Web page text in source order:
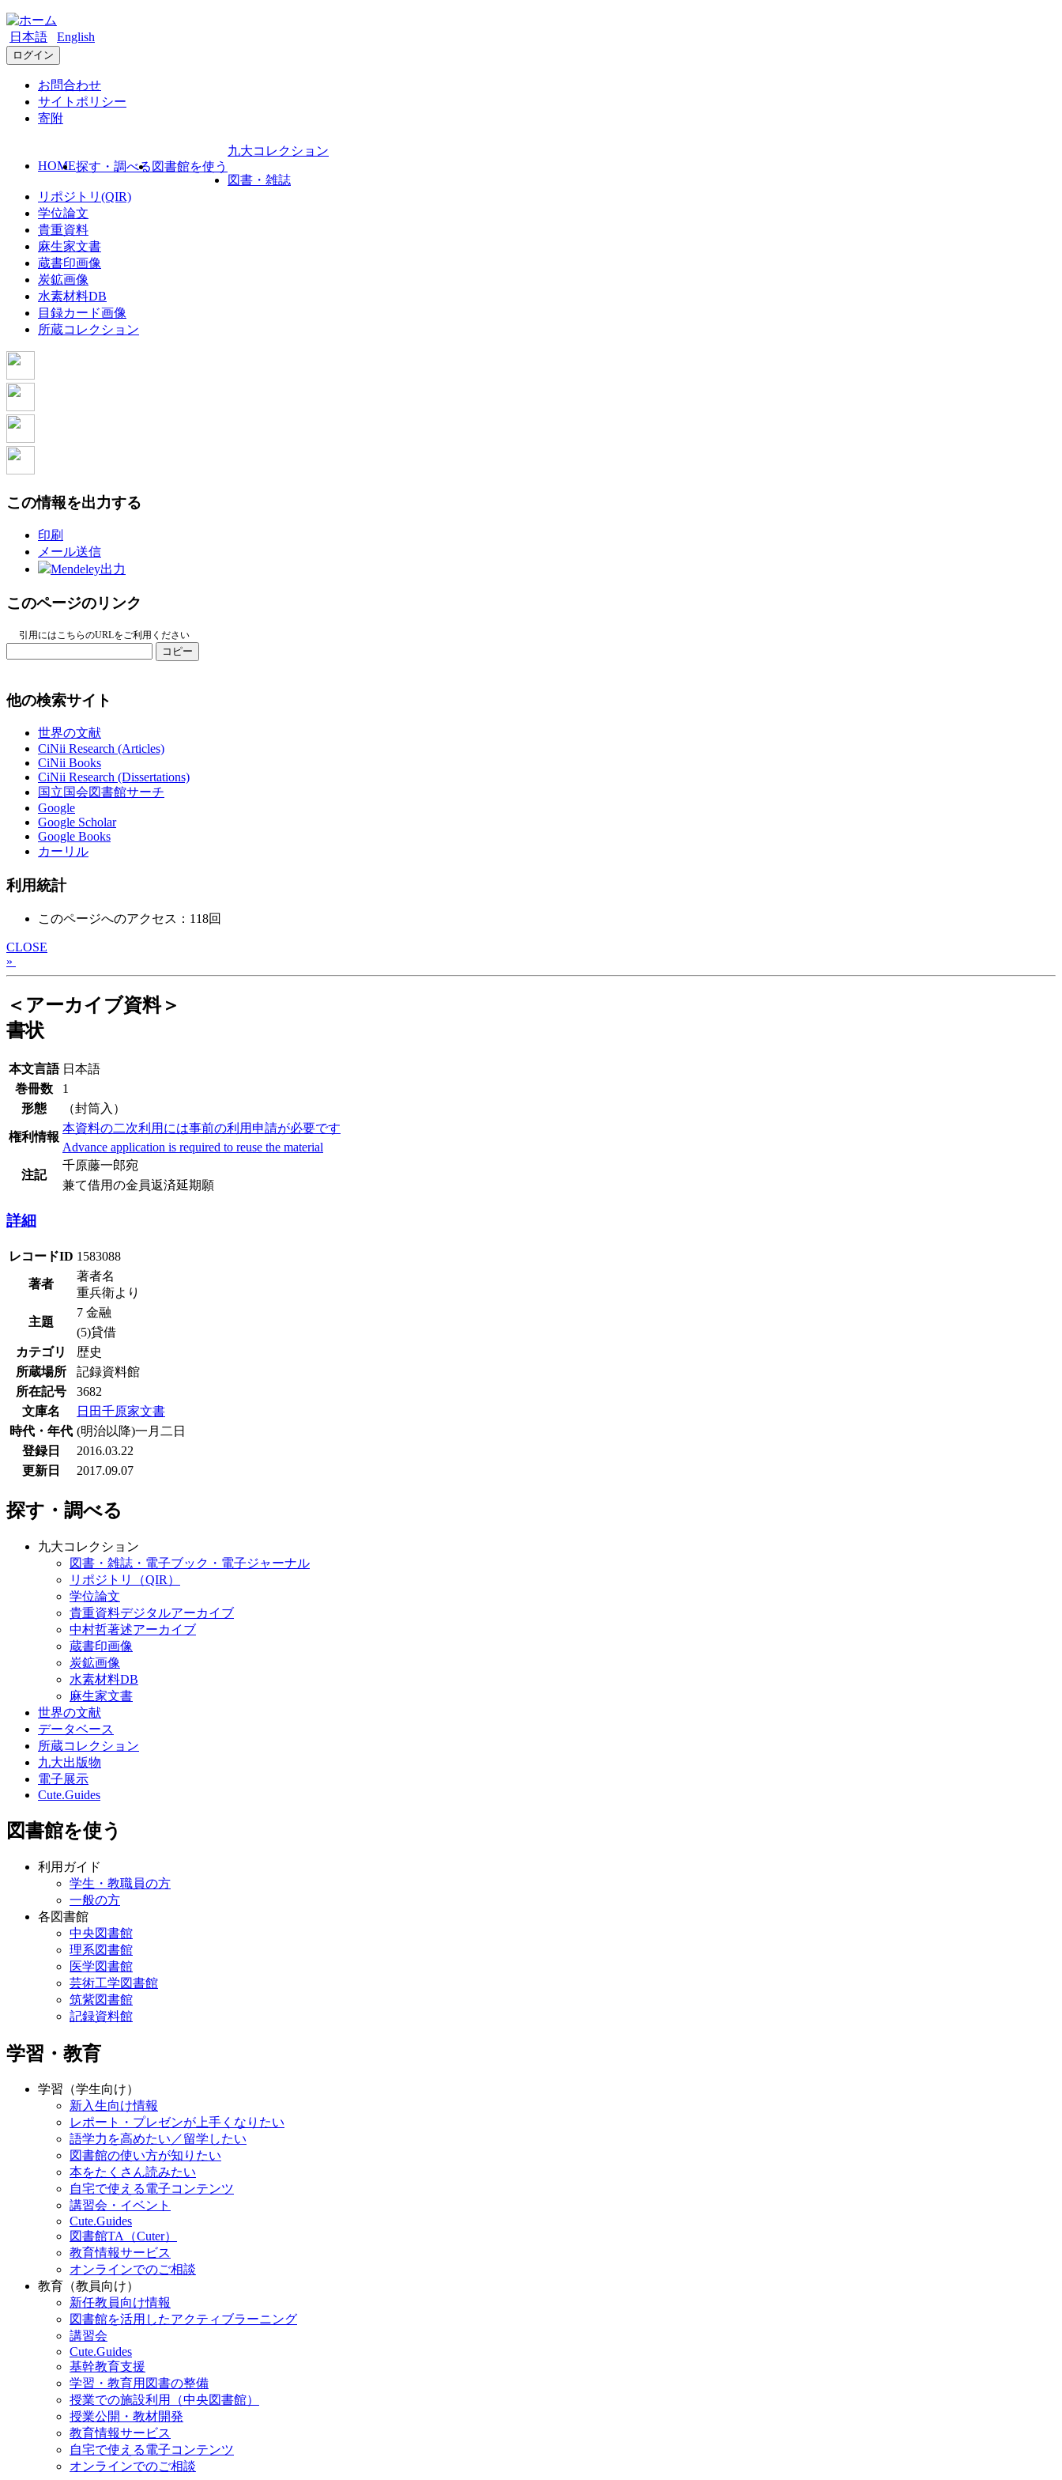
日本語 English
ログイン
お問合わせ
サイトポリシー
寄附
HOME探す・調べる 図書館を使う
九大コレクション
図書・雑誌
リポジトリ(QIR)
学位論文
貴重資料
麻生家文書
蔵書印画像
炭鉱画像
水素材料DB
目録カード画像
所蔵コレクション
この情報を出力する
印刷
メール送信
Mendeley出力
このページのリンク
引用にはこちらのURLをご利用ください
コピー
他の検索サイト
世界の文献
CiNii Research (Articles)
CiNii Books
CiNii Research (Dissertations)
国立国会図書館サーチ
Google
Google Scholar
Google Books
カーリル
利用統計
このページへのアクセス：118回
CLOSE
»
＜アーカイブ資料＞
書状
本文言語 日本語
巻冊数
1
形態
（封筒入）
権利情報
本資料の二次利用には事前の利用申請が必要です
Advance application is required to reuse the material
注記
千原藤一郎宛
兼て借用の金員返済延期願
詳細
レコードID 1583088
著者
著者名
重兵衛より
主題
7 金融
(5)貸借
カテゴリ
歴史
所蔵場所
記録資料館
所在記号
3682
文庫名
日田千原家文書
時代・年代 (明治以降)一月二日
登録日
2016.03.22
更新日
2017.09.07
探す・調べる
九大コレクション
図書・雑誌・電子ブック・電子ジャーナル
リポジトリ（QIR）
学位論文
貴重資料デジタルアーカイブ
中村哲著述アーカイブ
蔵書印画像
炭鉱画像
水素材料DB
麻生家文書
世界の文献
データベース
所蔵コレクション
九大出版物
電子展示
Cute.Guides
図書館を使う
利用ガイド
学生・教職員の方
一般の方
各図書館
中央図書館
理系図書館
医学図書館
芸術工学図書館
筑紫図書館
記録資料館
学習・教育
学習（学生向け）
新入生向け情報
レポート・プレゼンが上手くなりたい
語学力を高めたい／留学したい
図書館の使い方が知りたい
本をたくさん読みたい
自宅で使える電子コンテンツ
講習会・イベント
Cute.Guides
図書館TA（Cuter）
教育情報サービス
オンラインでのご相談
教育（教員向け）
新任教員向け情報
図書館を活用したアクティブラーニング
講習会
Cute.Guides
基幹教育支援
学習・教育用図書の整備
授業での施設利用（中央図書館）
授業公開・教材開発
教育情報サービス
自宅で使える電子コンテンツ
オンラインでのご相談